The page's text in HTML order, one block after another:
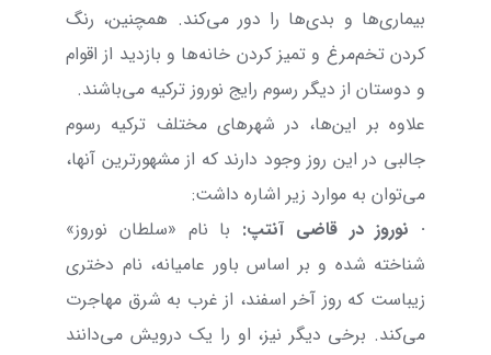
بیماری‌ها و بدی‌ها را دور می‌کند. همچنین، رنگ
کردن تخم‌مرغ و تمیز کردن خانه‌ها و بازدید از اقوام
و دوستان از دیگر رسوم رایج نوروز ترکیه می‌باشند.
علاوه بر این‌ها، در شهرهای مختلف ترکیه رسوم
جالبی در این روز وجود دارند که از مشهورترین آنها،
می‌توان به موارد زیر اشاره داشت:
· نوروز در قاضی آنتپ: با نام «سلطان نوروز»
شناخته شده و بر اساس باور عامیانه، نام دختری
زیباست که روز آخر اسفند، از غرب به شرق مهاجرت
می‌کند. برخی دیگر نیز، او را یک درویش می‌دانند